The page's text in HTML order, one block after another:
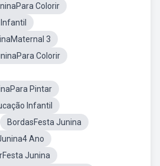
Colorir
3
Colorir
Pintar
Infantil
BordasFesta Junina
Ano
Junina